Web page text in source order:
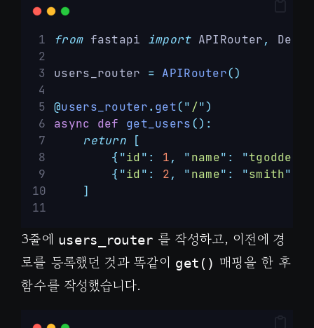
from fastapi import APIRouter,
users_router = APIRouter()
@users_router. get(" /")
async
def get_users ():
return
[
{ "id" : 1, "name" : "
{ "id" : 2, "name" : "smith"
]
3줄에 users_router 를 작성하고, 이전에 경
로를 등록했던 것과 똑같이 get() 매핑을 한 후
함수를 작성했습니다.